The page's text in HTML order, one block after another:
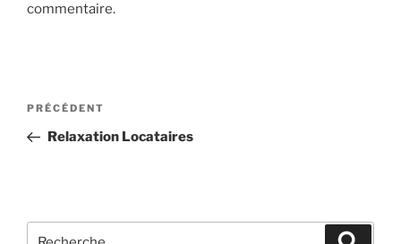
commentaire.
Navigation
l’article
Article
précédent
PRÉCÉDENT
Relaxation Locataires